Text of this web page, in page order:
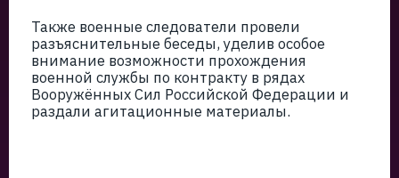
Также военные следователи провели
разъяснительные беседы, уделив особое
внимание возможности прохождения
военной службы по контракту в рядах
Вооружённых Сил Российской Федерации и
раздали агитационные материалы.